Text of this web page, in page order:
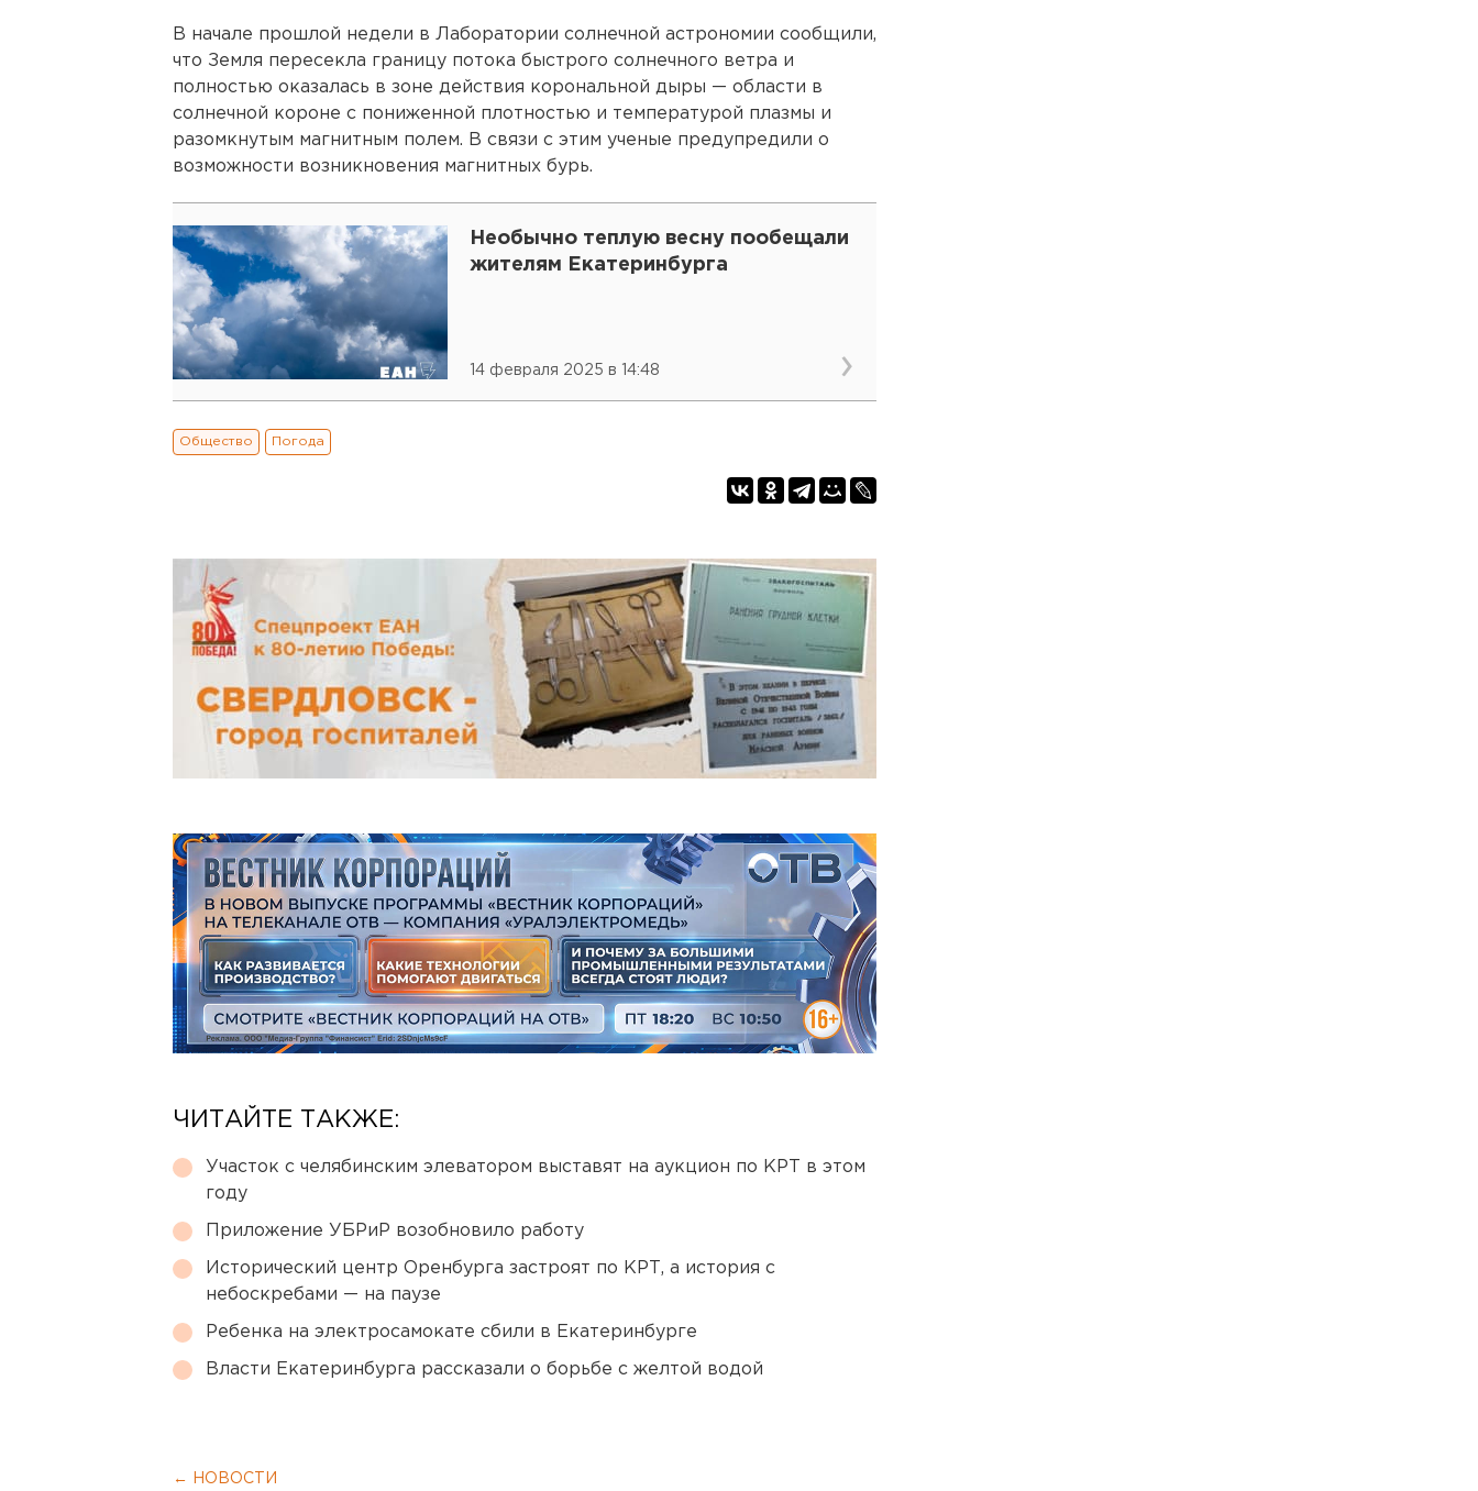
В начале прошлой недели в Лаборатории солнечной астрономии сообщили,
что Земля пересекла границу потока быстрого солнечного ветра и
полностью оказалась в зоне действия корональной дыры — области в
солнечной короне с пониженной плотностью и температурой плазмы и
разомкнутым магнитным полем. В связи с этим ученые предупредили о
возможности возникновения магнитных бурь.
Необычно теплую весну пообещали
жителям Екатеринбурга
14 февраля 2025 в 14:48
Общество Погода
ЧИТАЙТЕ ТАКЖЕ:
Участок с челябинским элеватором выставят на аукцион по КРТ в этом
году
Приложение УБРиР возобновило работу
Исторический центр Оренбурга застроят по КРТ, а история с
небоскребами — на паузе
Ребенка на электросамокате сбили в Екатеринбурге
Власти Екатеринбурга рассказали о борьбе с желтой водой
← НОВОСТИ